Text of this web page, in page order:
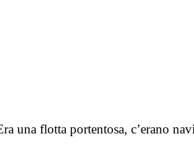
una flotta portentosa, c’erano